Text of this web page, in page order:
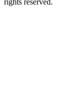
rights reserved.